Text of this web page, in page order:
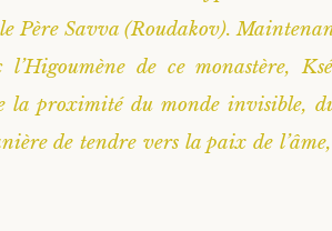
Père Savva (Roudakov).
l’Higoumène de ce monastère,
la proximité du monde invisible,
de tendre vers la paix de